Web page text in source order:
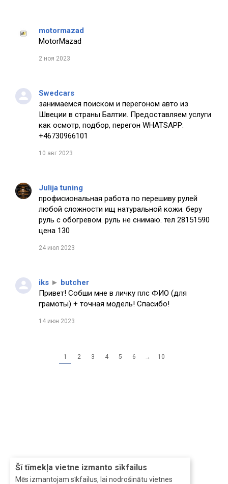
Šī tīmekļa vietne izmanto sīkfailus
Mēs izmantojam sīkfailus, lai nodrošinātu vietnes
motormazad
MotorMazad
2 ноя 2023
Swedcars
занимаемся поиском и перегоном авто из
Швеции в страны Балтии. Предоставляем услуги
как осмотр, подбор, перегон WHATSAPP:
+46730966101
10 авг 2023
Julija tuning
профисиональная работа по перешиву рулей
любой сложности ищ натуральной кожи. беру
руль с обогревом. руль не снимаю. тел 28151590
цена 130
24 июл 2023
iks ► butcher
Привет! Собши мне в личку плс ФИО (для
грамоты) + точная модель! Спасибо!
14 июн 2023
1 2 3 4 5 6 → 10